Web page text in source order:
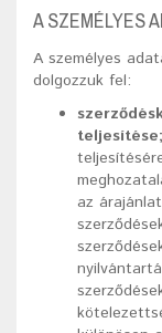
A SZEMÉLYES
A személyes
dolgozzuk fel:
teljesítése;
az